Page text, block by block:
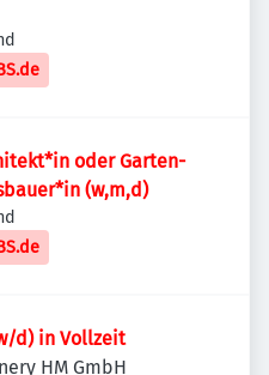
oder Garten-
(w,m,d)
d) in Vollzeit
HM GmbH